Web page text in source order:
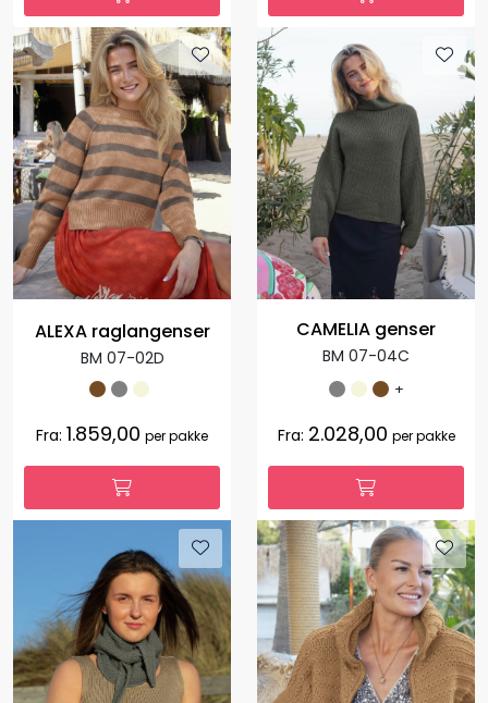
ALEXA raglangenser
BM 07-02D
Fra: 1.859,00 per pakke
CAMELIA genser
BM 07-04C
+
Fra: 2.028,00 per pakke